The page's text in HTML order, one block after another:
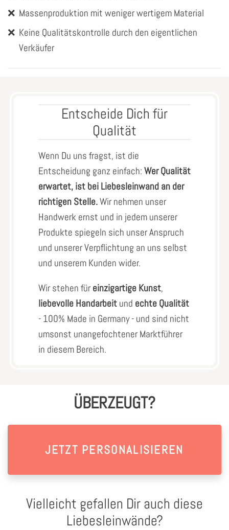
❌ Massenproduktion mit weniger wertigem Material
❌ Keine Qualitätskontrolle durch den eigentlichen
Verkäufer
Entscheide Dich für
Qualität
Wenn Du uns fragst, ist die
Entscheidung ganz einfach: Wer Qualität
erwartet, ist bei Liebesleinwand an der
richtigen Stelle.Wir nehmen unser
Handwerk ernst und in jedem unserer
Produkte spiegeln sich unser Anspruch
und unserer Verpflichtung an uns selbst
und unserem Kunden wider.
Wir stehen für einzigartige Kunst,
liebevolle Handarbeitund echte Qualität
- 100% Made in Germany - und sind nicht
umsonst unangefochtener Marktführer
in diesem Bereich.
ÜBERZEUGT?
JETZT PERSONALISIEREN
Vielleicht gefallen Dir auch diese
Liebesleinwände?